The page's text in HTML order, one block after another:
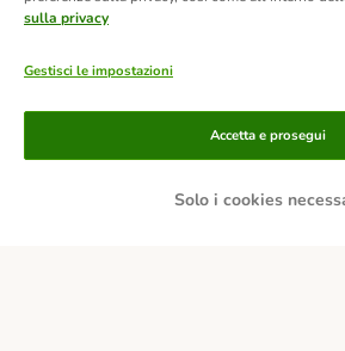
sulla privacy
Gestisci le impostazioni
Solo i cookies
Accetta e prosegui